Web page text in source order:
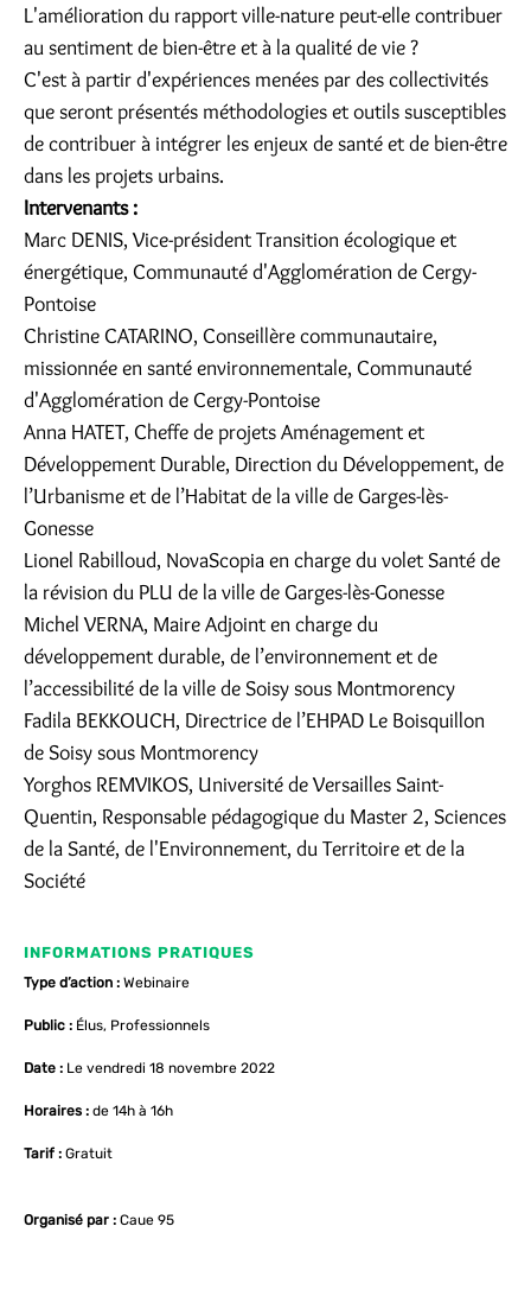
L'amélioration du rapport ville-nature peut-elle contribuer
au sentiment de bien-être et à la qualité de vie ?
C'est à partir d'expériences menées par des collectivités
que seront présentés méthodologies et outils susceptibles
de contribuer à intégrer les enjeux de santé et de bien-être
dans les projets urbains.
Intervenants :
Marc DENIS, Vice-président Transition écologique et
énergétique, Communauté d'Agglomération de Cergy-
Pontoise
Christine CATARINO, Conseillère communautaire,
missionnée en santé environnementale, Communauté
d'Agglomération de Cergy-Pontoise
Anna HATET, Cheffe de projets Aménagement et
Développement Durable, Direction du Développement, de
l’Urbanisme et de l’Habitat de la ville de Garges-lès-
Gonesse
Lionel Rabilloud, NovaScopia en charge du volet Santé de
la révision du PLU de la ville de Garges-lès-Gonesse
Michel VERNA, Maire Adjoint en charge du
développement durable, de l’environnement et de
l’accessibilité de la ville de Soisy sous Montmorency
Fadila BEKKOUCH, Directrice de l’EHPAD Le Boisquillon
de Soisy sous Montmorency
Yorghos REMVIKOS, Université de Versailles Saint-
Quentin, Responsable pédagogique du Master 2, Sciences
de la Santé, de l'Environnement, du Territoire et de la
Société
INFORMATIONS PRATIQUES
Type d’action : Webinaire
Public : Élus, Professionnels
Date : Le vendredi 18 novembre 2022
Horaires : de 14h à 16h
Tarif : Gratuit
Organisé par : Caue 95